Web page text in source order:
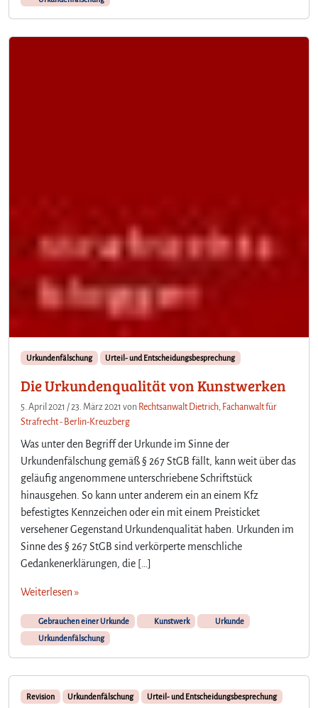
Urkundenfälschung Urteil- und Entscheidungsbesprechung
Die Urkundenqualität von Kunstwerken
5. April 2021 /23. März 2021 von Rechtsanwalt Dietrich, Fachanwalt für
Strafrecht - Berlin-Kreuzberg
Was unter den Begriff der Urkunde im Sinne der
Urkundenfälschung gemäß § 267 StGB fällt, kann weit über das
geläufig angenommene unterschriebene Schriftstück
hinausgehen. So kann unter anderem ein an einem Kfz
befestigtes Kennzeichen oder ein mit einem Preisticket
versehener Gegenstand Urkundenqualität haben. Urkunden im
Sinne des § 267 StGB sind verkörperte menschliche
Gedankenerklärungen, die […]
Weiterlesen »
Gebrauchen einer Urkunde Kunstwerk
Urkunde
Urkundenfälschung
Revision Urkundenfälschung Urteil- und Entscheidungsbesprechung